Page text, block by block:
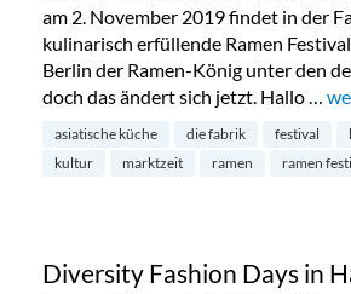
am 2. November 2019 findet in der
kulinarisch erfüllende Ramen
Berlin der Ramen-König unter den
doch das ändert sich jetzt. Hallo …
asiatische küche die fabrik festival
kultur
marktzeit ramen ramen
Diversity Fashion Days in